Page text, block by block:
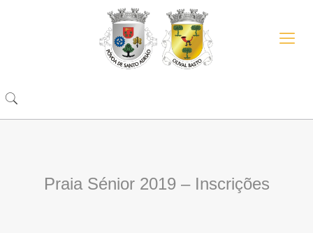
Praia Sénior 2019 – Inscrições